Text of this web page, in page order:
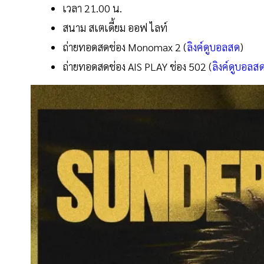
เวลา 21.00 น.
สนาม สเตเดี้ยม ออฟ ไลท์
ถ่ายทอดสดช่อง Monomax 2 (ลิงค์ดูบอลสด)
ถ่ายทอดสดช่อง AIS PLAY ช่อง 502 (ลิงค์ดูบอลส